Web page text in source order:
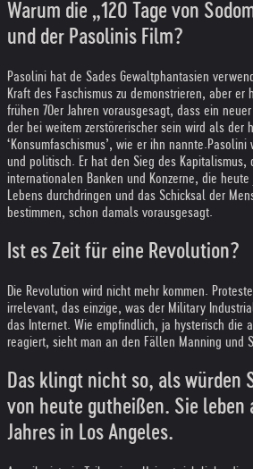
Warum die „120 Tage von
und der Pasolinis Film?
Pasolini hat de Sades Gewaltphantasien
Kraft des Faschismus zu demonstrieren, aber er
frühen 70er Jahren vorausgesagt, dass ein
der bei weitem zerstörerischer sein wird als der
‘Konsumfaschismus’, wie er ihn nannte.Pasolini
und politisch. Er hat den Sieg des Kapitalismus,
internationalen Banken und Konzerne, die
Lebens durchdringen und das Schicksal der
bestimmen, schon damals vorausgesagt.
Ist es Zeit für eine Revolution?
Die Revolution wird nicht mehr kommen.
irrelevant, das einzige, was der Military
das Internet. Wie empfindlich, ja hysterisch die
reagiert, sieht man an den Fällen Manning und
Das klingt nicht so, als würden
von heute gutheißen. Sie leben
Jahres in Los Angeles.